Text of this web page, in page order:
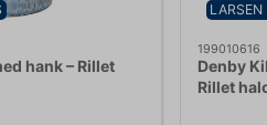
hank – Rillet
LARSEN
199010616
Denby
Rillet